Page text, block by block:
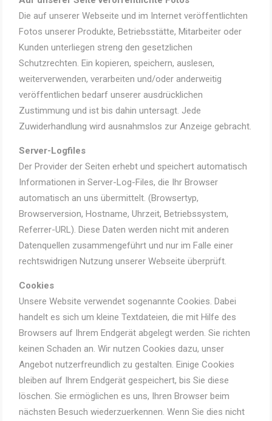
Die auf unserer Webseite und im Internet veröffentlichten
Fotos unserer Produkte, Betriebsstätte, Mitarbeiter oder
Kunden unterliegen streng den gesetzlichen
Schutzrechten. Ein kopieren, speichern, auslesen,
weiterverwenden, verarbeiten und/oder anderweitig
veröffentlichen bedarf unserer ausdrücklichen
Zustimmung und ist bis dahin untersagt. Jede
Zuwiderhandlung wird ausnahmslos zur Anzeige gebracht.
Server-Logfiles
Der Provider der Seiten erhebt und speichert automatisch
Informationen in Server-Log-Files, die Ihr Browser
automatisch an uns übermittelt. (Browsertyp,
Browserversion, Hostname, Uhrzeit, Betriebssystem,
Referrer-URL). Diese Daten werden nicht mit anderen
Datenquellen zusammengeführt und nur im Falle einer
rechtswidrigen Nutzung unserer Webseite überprüft.
Cookies
Unsere Website verwendet sogenannte Cookies. Dabei
handelt es sich um kleine Textdateien, die mit Hilfe des
Browsers auf Ihrem Endgerät abgelegt werden. Sie richten
keinen Schaden an. Wir nutzen Cookies dazu, unser
Angebot nutzerfreundlich zu gestalten. Einige Cookies
bleiben auf Ihrem Endgerät gespeichert, bis Sie diese
löschen. Sie ermöglichen es uns, Ihren Browser beim
nächsten Besuch wiederzuerkennen. Wenn Sie dies nicht